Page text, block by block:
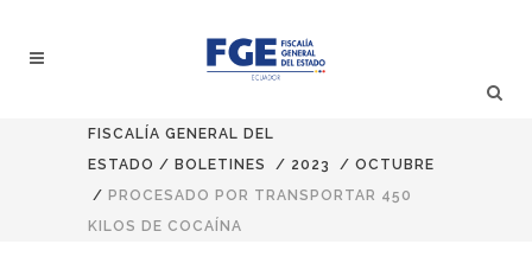
FISCALÍA GENERAL DEL
ESTADO / BOLETINES / 2023 / OCTUBRE
/ PROCESADO POR TRANSPORTAR 450
KILOS DE COCAÍNA